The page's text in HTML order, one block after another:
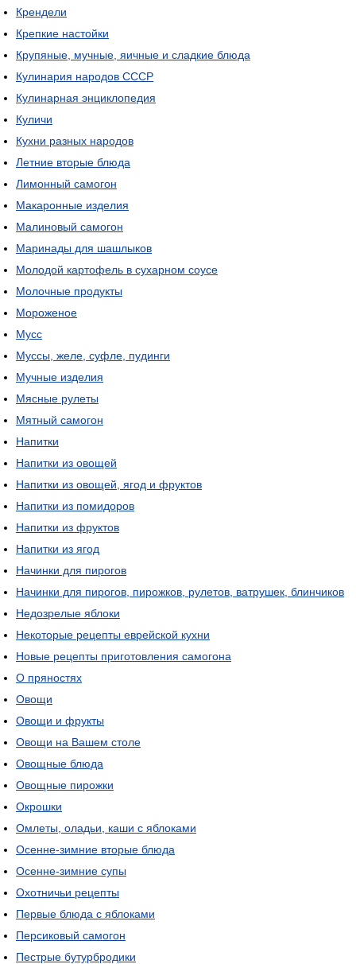
Крендели
Крепкие настойки
Крупяные, мучные, яичные и сладкие блюда
Кулинария народов СССР
Кулинарная энциклопедия
Куличи
Кухни разных народов
Летние вторые блюда
Лимонный самогон
Макаронные изделия
Малиновый самогон
Маринады для шашлыков
Молодой картофель в сухарном соусе
Молочные продукты
Мороженое
Мусс
Муссы, желе, суфле, пудинги
Мучные изделия
Мясные рулеты
Мятный самогон
Напитки
Напитки из овощей
Напитки из овощей, ягод и фруктов
Напитки из помидоров
Напитки из фруктов
Напитки из ягод
Начинки для пирогов
Начинки для пирогов, пирожков, рулетов, ватрушек, блинчиков
Недозрелые яблоки
Некоторые рецепты еврейской кухни
Новые рецепты приготовления самогона
О пряностях
Овощи
Овощи и фрукты
Овощи на Вашем столе
Овощные блюда
Овощные пирожки
Окрошки
Омлеты, оладьи, каши с яблоками
Осенне-зимние вторые блюда
Осенне-зимние супы
Охотничьи рецепты
Первые блюда с яблоками
Персиковый самогон
Пестрые бутурбродики